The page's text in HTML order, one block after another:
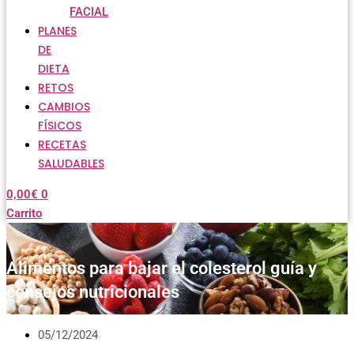
FACIAL
PLANES
DE
DIETA
RETOS
CAMBIOS
FÍSICOS
RECETAS
SALUDABLES
0,00€ 0
Carrito
Alimentos para bajar el colesterol guía y
consejos nutricionales
05/12/2024